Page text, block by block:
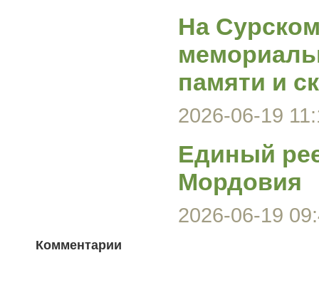
На
памяти и
2026-06-19
Единый
Мордовия
2026-06-19
Комментарии